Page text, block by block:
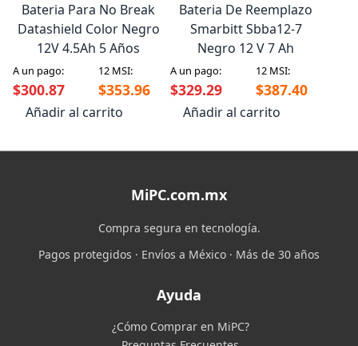
Bateria Para No Break
Datashield Color Negro
12V 4.5Ah 5 Años
A un pago: 12 MSI:
$300.87 $353.96
Añadir al carrito
Bateria De Reemplazo
Smarbitt Sbba12-7
Negro 12 V 7 Ah
A un pago: 12 MSI:
$329.29 $387.40
Añadir al carrito
MiPC.com.mx
Compra segura en tecnología.
Pagos protegidos · Envíos a México · Más de 30 años
Ayuda
¿Cómo Comprar en MiPC?